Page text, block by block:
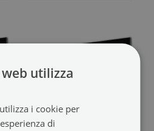
utilizza
i cookie per
di